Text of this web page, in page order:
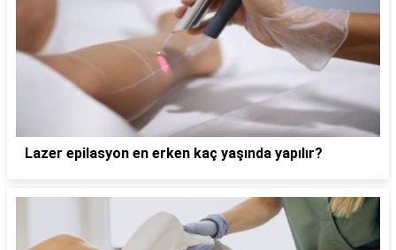
Lazer epilasyon en erken kaç yaşında yapılır?